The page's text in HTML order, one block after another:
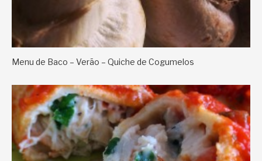
Menu de Baco – Verão – Quiche de Cogumelos